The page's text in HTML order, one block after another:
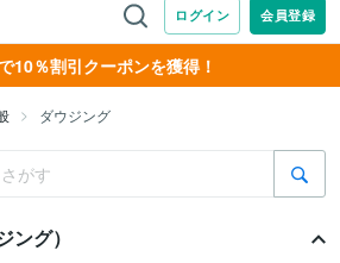
10％割引クーポンを獲得！
ダウジング
ング）